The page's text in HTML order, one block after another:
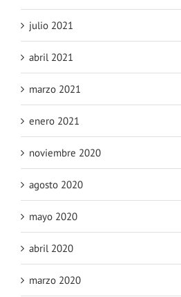
julio 2021
abril 2021
marzo 2021
enero 2021
noviembre 2020
agosto 2020
mayo 2020
abril 2020
marzo 2020